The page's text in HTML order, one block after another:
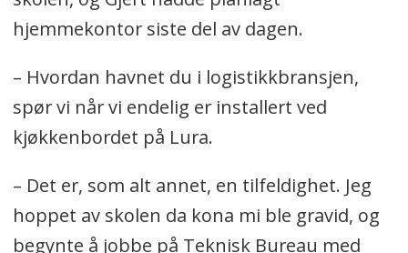
hjemmekontor siste del av dagen.
– Hvordan havnet du i logistikkbransjen,
spør vi når vi endelig er installert ved
kjøkkenbordet på Lura.
– Det er, som alt annet, en tilfeldighet. Jeg
hoppet av skolen da kona mi ble gravid, og
begynte å jobbe på Teknisk Bureau med